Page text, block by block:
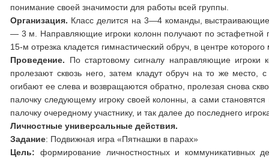
понимание своей значимости для работы всей группы.
Организация. Класс делится на 3—4 команды,
— 3 м. Направляющие игроки колонн получают по эста­фетной
15-м отрезка кладется гимнастический обруч, в центре
Проведение. По стартовому сигналу направляющие игроки
пролезают сквозь него, затем кладут обруч на то же
огибают ее слева и возвращают­ся обратно, пролезая снова
палочку следующему игроку своей колон­ны, а сами
палочку очередному участнику, и так далее до по­следнего
Личностные универсальные действия.
Задание: Подвижная игра «Пятнашки в парах»
Цель: формирование личностностных и коммуникативных